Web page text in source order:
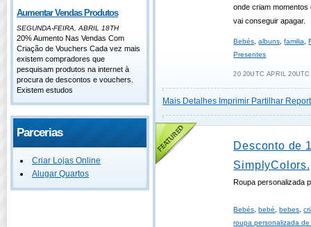
Aumentar Vendas Produtos
SEGUNDA-FEIRA, ABRIL 18TH
20% Aumento Nas Vendas Com
Criação de Vouchers Cada vez mais
existem compradores que
pesquisam produtos na internet à
procura de descontos e vouchers.
Existem estudos
Parcerias
Criar Lojas Online
Alugar Quartos
onde criam momentos
vai conseguir apagar.
Bebés ,albuns ,familia ,
Presentes
20 20UTC APRIL
Mais Detalhes Imprimir Partilhar
Desconto de
Roupa personalizada
Bebés ,bebé ,bebes ,
roupa personalizada de